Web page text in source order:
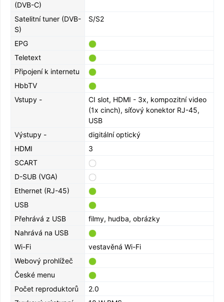
(DVB-C)
Satelitní tuner (DVB-
S)
S/S2
EPG
Teletext
Připojení k internetu
HbbTV
Vstupy -
CI slot, HDMI - 3x, kompozitní video
(1x cinch), síťový konektor RJ-45,
USB
Výstupy -
digitální optický
HDMI
3
SCART
D-SUB (VGA)
Ethernet (RJ-45)
USB
Přehrává z USB
filmy, hudba, obrázky
Nahrává na USB
Wi-Fi
vestavěná Wi-Fi
Webový prohlížeč
České menu
Počet reproduktorů
2.0